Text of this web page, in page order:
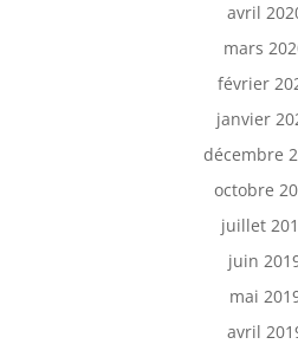
avril
mars
février
janvier
décembre
octobre
juillet
juin
mai
avril